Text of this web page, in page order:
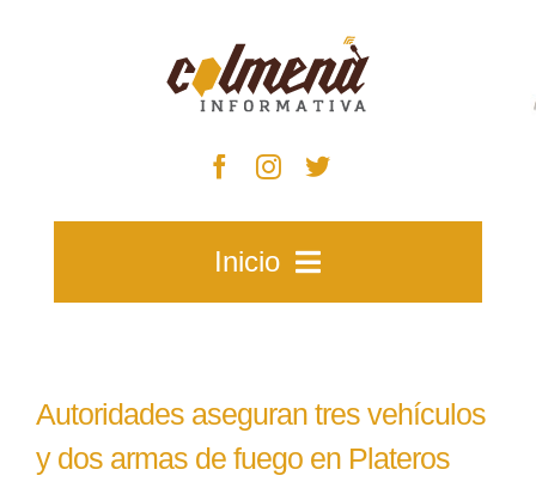
Inicio
Zacatecas
Autoridades aseguran tres vehículos
y dos armas de fuego en Plateros